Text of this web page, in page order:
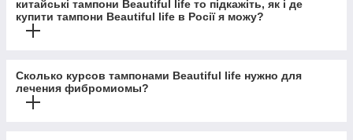
китайські тампони Beautiful life то підкажіть, як і де
купити тампони Beautiful life в Росії я можу?
Сколько курсов тампонами Beautiful life нужно для
лечения фибромиомы?